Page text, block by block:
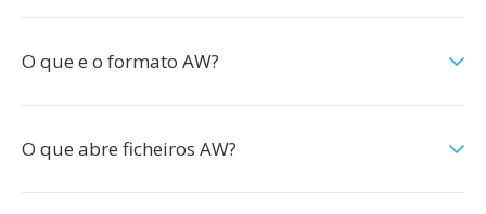
O que e o formato AW?
O que abre ficheiros AW?